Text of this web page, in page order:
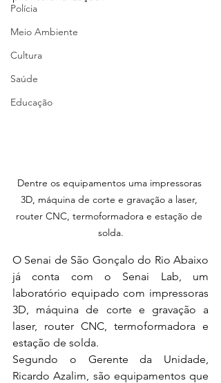
Polícia
Meio Ambiente
Cultura
Saúde
Educação
Dentre os equipamentos uma impressoras
3D, máquina de corte e gravação a laser,
router CNC, termoformadora e estação de
solda.
O Senai de São Gonçalo do Rio Abaixo
já conta com o Senai Lab, um
laboratório equipado com impressoras
3D, máquina de corte e gravação a
laser, router CNC, termoformadora e
estação de solda.
Segundo o Gerente da Unidade,
Ricardo Azalim, são equipamentos que